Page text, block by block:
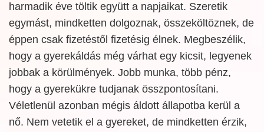
harmadik éve töltik együtt a napjaikat. Szeretik
egymást, mindketten dolgoznak, összeköltöznek, de
éppen csak fizetéstől fizetésig élnek. Megbeszélik,
hogy a gyerekáldás még várhat egy kicsit, legyenek
jobbak a körülmények. Jobb munka, több pénz,
hogy a gyerekükre tudjanak összpontosítani.
Véletlenül azonban mégis áldott állapotba kerül a
nő. Nem vetetik el a gyereket, de mindketten érzik,